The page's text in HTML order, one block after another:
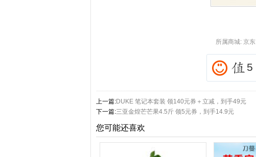
所属商城: 京东
5
上一篇:DUKE 笔记本套装 领140元券＋立减，到手49元
下一篇:三亚金煌芒芒果4.5斤 领5元券，到手14.9元
您可能还喜欢